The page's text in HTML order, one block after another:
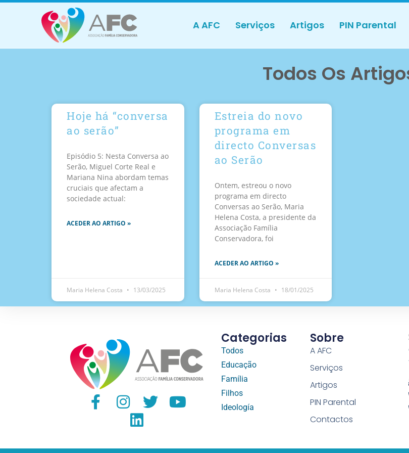
A AFC Serviços Artigos PIN Parental
Todos Os
Hoje há “conversa
ao serão”
Episódio 5: Nesta Conversa ao
Serão, Miguel Corte Real e
Mariana Nina abordam temas
cruciais que afectam a
sociedade actual:
ACEDER AO ARTIGO »
Maria Helena Costa 13/03/2025
Estreia do novo
programa em
directo Conversas
ao Serão
Ontem, estreou o novo
programa em directo
Conversas ao Serão, Maria
Helena Costa, a presidente da
Associação Família
Conservadora, foi
ACEDER AO ARTIGO »
Maria Helena Costa 18/01/2025
Categorias
Todos
Educação
Família
Filhos
Ideología
Sobre
A AFC
Serviços
Artigos
PIN Parental
Contactos